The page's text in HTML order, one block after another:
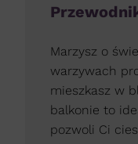
Marzysz o
warzywach
mieszkasz w
balkonie to
pozwoli Ci